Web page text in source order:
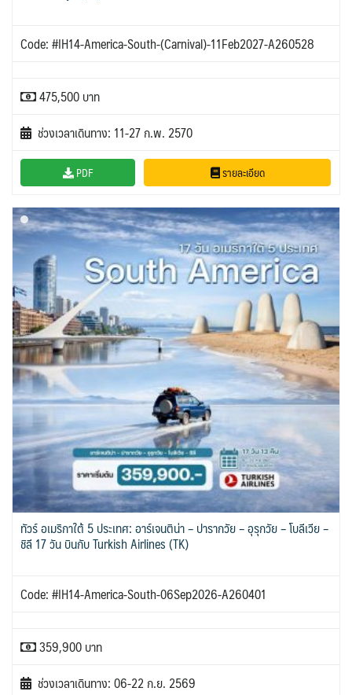
SGP สิงคโปร์
TJK ทาจิกิสถาน
ARE ดูไบ, UAE 0
ตะวันออกกลาง 0 YEM เยเมน 0
VNM เวียดนาม
จอร์แดน - อียิปต์ 4
ITA อิตาลี 9 MDA มอลโดวา 0
NLD เนเธอร์แลนด์
RUS รัสเซีย
SVN สโลวิเนีย
ESP สเปน 4 CHE สวิตเซอร์แลนด์ 8
TUR ตุรเคีย 13 UKR ยูเครน 0
UK อังกฤษ+สหราชอาณาจักร
9
เบลเยี่ยม เนเธอร์แลนด์ ลักเซม
ร์ก (BENELUX)
บัลแกเรีย โรมาเนีย 2
จอร์เจีย อาร์เมเนีย
อิตาลี สวิส ฝรั่งเศส 3 สเปน โปรตุเกส
Code: #IH14-America-South-(Carnival)-11Feb2027-A260528
475,500 บาท
ช่วงเวลาเดินทาง: 11-27 ก.พ. 2570
PDF รายละเอียด
ทัวร์ อเมริกาใต้ 5 ประเทศ: อาร์เจนติน่า – ปารากวัย – อุรุกวัย – โบลีเวีย –
ชิลี 17 วัน บินกับ Turkish Airlines (TK)
Code: #IH14-America-South-06Sep2026-A260401
359,900 บาท
ช่วงเวลาเดินทาง: 06-22 ก.ย. 2569